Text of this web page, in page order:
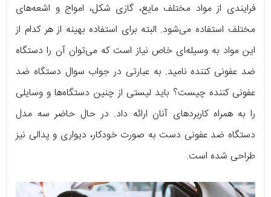
فرایندی از مواد مختلف مایع، گازی شکل، امواج و اشعه‌های
مختلف استفاده می‌شود. البته برای استفاده بهینه از هر کدام از
این مواد به وسیله‌ای خاص نیاز است که می‌توان آن را دستگاه
ضد عفونی کننده نامید. به عبارتی در جواب سوال دستگاه ضد
عفونی کننده چیست؟ باید لیستی از چنین دستگاه‌ها و وسایلی
را به همراه کاربردهای آنان ارائه داد. در حال حاضر سه مدل
دستگاه ضد عفونی دست به صورت خودکار، دیواری و پدالی نیز
طراحی شده است.